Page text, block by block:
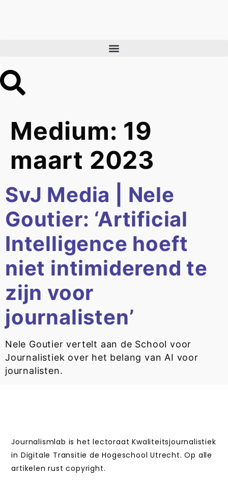
Medium: 19
maart 2023
SvJ Media | Nele
Goutier: ‘Artificial
Intelligence hoeft
niet intimiderend te
zijn voor
journalisten’
Nele Goutier vertelt aan de School voor
Journalistiek over het belang van AI voor
journalisten.
Journalismlab is het lectoraat Kwaliteitsjournalistiek
in Digitale Transitie de Hogeschool Utrecht. Op alle
artikelen rust copyright.